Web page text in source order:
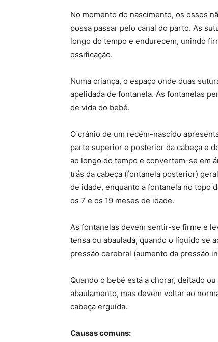
No momento do nascimento, os ossos
possa passar pelo canal do parto. As
longo do tempo e endurecem, unindo
ossificação.
Numa criança, o espaço onde duas
apelidada de fontanela. As fontanelas
de vida do bebé.
O crânio de um recém-nascido
parte superior e posterior da cabeça e
ao longo do tempo e convertem-se em
trás da cabeça (fontanela posterior)
de idade, enquanto a fontanela no topo
os 7 e os 19 meses de idade.
As fontanelas devem sentir-se firme e
tensa ou abaulada, quando o líquido se
pressão cerebral (aumento da pressão
Quando o bebé está a chorar, deitado
abaulamento, mas devem voltar ao
cabeça erguida.
Causas comuns: